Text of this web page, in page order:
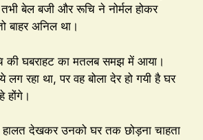
बेल बजी और रूचि ने नोर्मल होकर
बाहर अनिल था।
की घबराहट का मतलब समझ में आया।
लग रहा था, पर वह बोला देर हो गयी है घर
होंगे।
देखकर उनको घर तक छोड़ना चाहता